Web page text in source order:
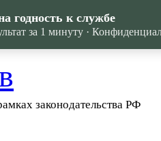
законодательства РФ
годность к службе
за 1 минуту ·